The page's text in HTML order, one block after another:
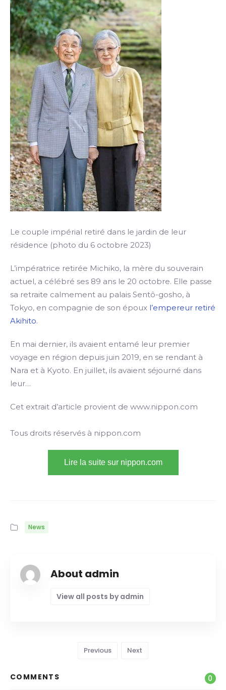
Le couple impérial retiré dans le jardin de leur
résidence (photo du 6 octobre 2023)
L’impératrice retirée Michiko, la mère du souverain
actuel, a célébré ses 89 ans le 20 octobre. Elle passe
sa retraite calmement au palais Sentô-gosho, à
Tokyo, en compagnie de son époux l’empereur retiré
Akihito.
En mai dernier, ils avaient entamé leur premier
voyage en région depuis juin 2019, en se rendant à
Nara et à Kyoto. En juillet, ils avaient séjourné dans
leur…
Cet extrait d’article provient de www.nippon.com
Tous droits réservés à nippon.com
Lire la suite sur nippon.com
News
About admin
View all posts by admin
Previous Next
COMMENTS 0